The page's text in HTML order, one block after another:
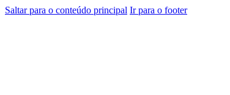
Saltar para o conteúdo principal Ir para o footer